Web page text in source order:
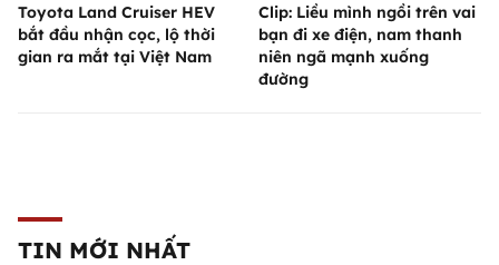
Toyota Land Cruiser HEV
bắt đầu nhận cọc, lộ thời
gian ra mắt tại Việt Nam
Clip: Liều mình ngồi trên vai
bạn đi xe điện, nam thanh
niên ngã mạnh xuống
đường
TIN MỚI NHẤT